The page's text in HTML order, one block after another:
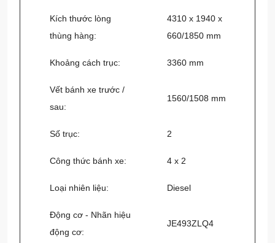
Kích thước lòng
thùng hàng:
4310 x 1940 x
660/1850 mm
Khoảng cách trục: 3360 mm
Vết bánh xe trước /
sau:
1560/1508 mm
Số trục: 2
Công thức bánh xe: 4 x 2
Loại nhiên liệu: Diesel
Động cơ - Nhãn hiệu
động cơ:
JE493ZLQ4